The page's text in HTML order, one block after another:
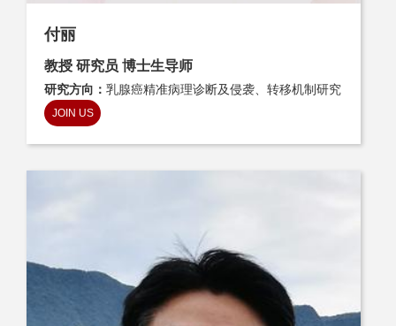
付丽
教授 研究员 博士生导师
研究方向： 乳腺癌精准病理诊断及侵袭、转移机制研究
JOIN US